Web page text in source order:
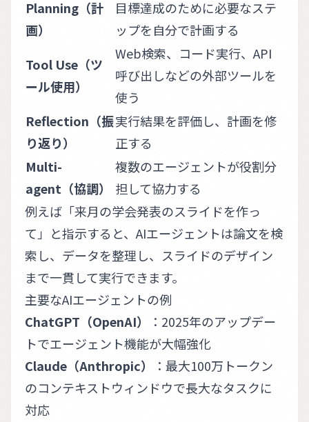
Planning（計
画）
目標達成のために必要なステ
ップを自分で計画する
Tool Use（ツ
ール使用）
Web検索、コード実行、API
呼び出しなどの外部ツールを
使う
Reflection（振
り返り）
実行結果を評価し、計画を修
正する
Multi-
agent（協調）
複数のエージェントが役割分
担して協力する
例えば「来月の学会発表のスライドを作っ
て」と指示すると、AIエージェントは論文を検
索し、データを整理し、スライドのデザイン
まで一貫して実行できます。
主要なAIエージェントの例
ChatGPT（OpenAI）
：2025年のアップデー
トでエージェント機能が大幅強化
Claude（Anthropic）
：最大100万トークン
のコンテキストウィンドウで長大なタスクに
対応